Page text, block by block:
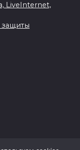
LiveInternet,
защиты